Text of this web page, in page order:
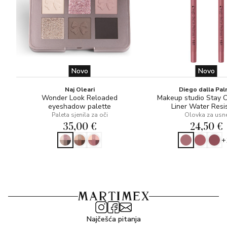
Novo
Naj Oleari
Wonder Look Reloaded
eyeshadow palette
Paleta sjenila za oči
35,00 €
Novo
Diego dalla
Makeup studio Stay
Liner Water
Olovka za
24,50 €
Najčešća pitanja